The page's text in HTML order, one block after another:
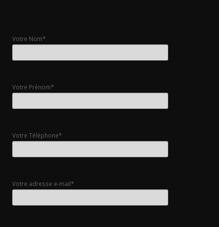
Votre Nom*
Votre Prénom*
Votre Téléphone*
Votre adresse e-mail*